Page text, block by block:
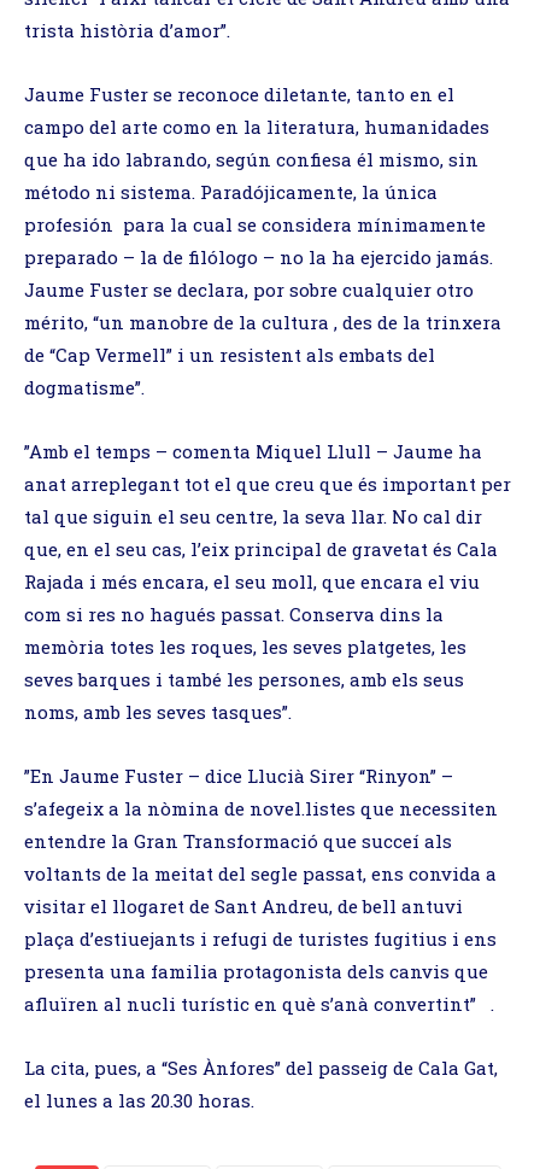
trista història d’amor”.
Jaume Fuster se reconoce diletante, tanto en el
campo del arte como en la literatura, humanidades
que ha ido labrando, según confiesa él mismo, sin
método ni sistema. Paradójicamente, la única
profesión para la cual se considera mínimamente
preparado – la de filólogo – no la ha ejercido jamás.
Jaume Fuster se declara, por sobre cualquier otro
mérito, “un manobre de la cultura , des de la trinxera
de “Cap Vermell” i un resistent als embats del
dogmatisme”.
”Amb el temps – comenta Miquel Llull – Jaume ha
anat arreplegant tot el que creu que és important per
tal que siguin el seu centre, la seva llar. No cal dir
que, en el seu cas, l’eix principal de gravetat és Cala
Rajada i més encara, el seu moll, que encara el viu
com si res no hagués passat. Conserva dins la
memòria totes les roques, les seves platgetes, les
seves barques i també les persones, amb els seus
noms, amb les seves tasques”.
”En Jaume Fuster – dice Llucià Sirer “Rinyon” –
s’afegeix a la nòmina de novel.listes que necessiten
entendre la Gran Transformació que succeí als
voltants de la meitat del segle passat, ens convida a
visitar el llogaret de Sant Andreu, de bell antuvi
plaça d’estiuejants i refugi de turistes fugitius i ens
presenta una familia protagonista dels canvis que
afluïren al nucli turístic en què s’anà convertint” .
La cita, pues, a “Ses Ànfores” del passeig de Cala Gat,
el lunes a las 20.30 horas.